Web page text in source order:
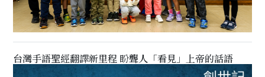
台灣手語聖經翻譯新里程 盼聾人「看見」上帝的話語